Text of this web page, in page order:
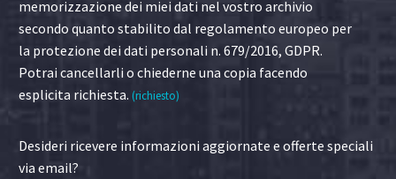
memorizzazione dei miei dati nel vostro archivio
secondo quanto stabilito dal regolamento europeo per
la protezione dei dati personali n. 679/2016, GDPR.
Potrai cancellarli o chiederne una copia facendo
esplicita richiesta. (richiesto)
Desideri ricevere informazioni aggiornate e offerte speciali
via email?